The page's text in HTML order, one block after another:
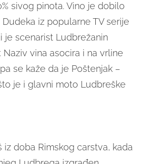
sivog pinota. Vino je dobilo
iz popularne TV serije
je scenarist Ludbrežanin
Naziv vina asocira i na vrline
se kaže da je Poštenjak –
je i glavni moto Ludbreške
iz doba Rimskog carstva, kada